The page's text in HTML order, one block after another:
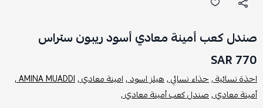
صندل كعب أمينة معادي أسود ريبون ستراس
770 SAR
احذة نسائية ,حذاء نسائي ,هيلز اسود ,امينة معادي ,AMINA MUADDI ,
أمينة معادي ,صندل كعب أمينة معادي ,